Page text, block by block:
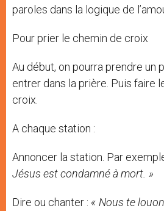
paroles dans la logique de
Pour prier le chemin de croix
Au début, on pourra prendre un
entrer dans la prière. Puis faire
croix.
A chaque station :
Annoncer la station. Par
Jésus est condamné à mort. »
Dire ou chanter : « Nous te